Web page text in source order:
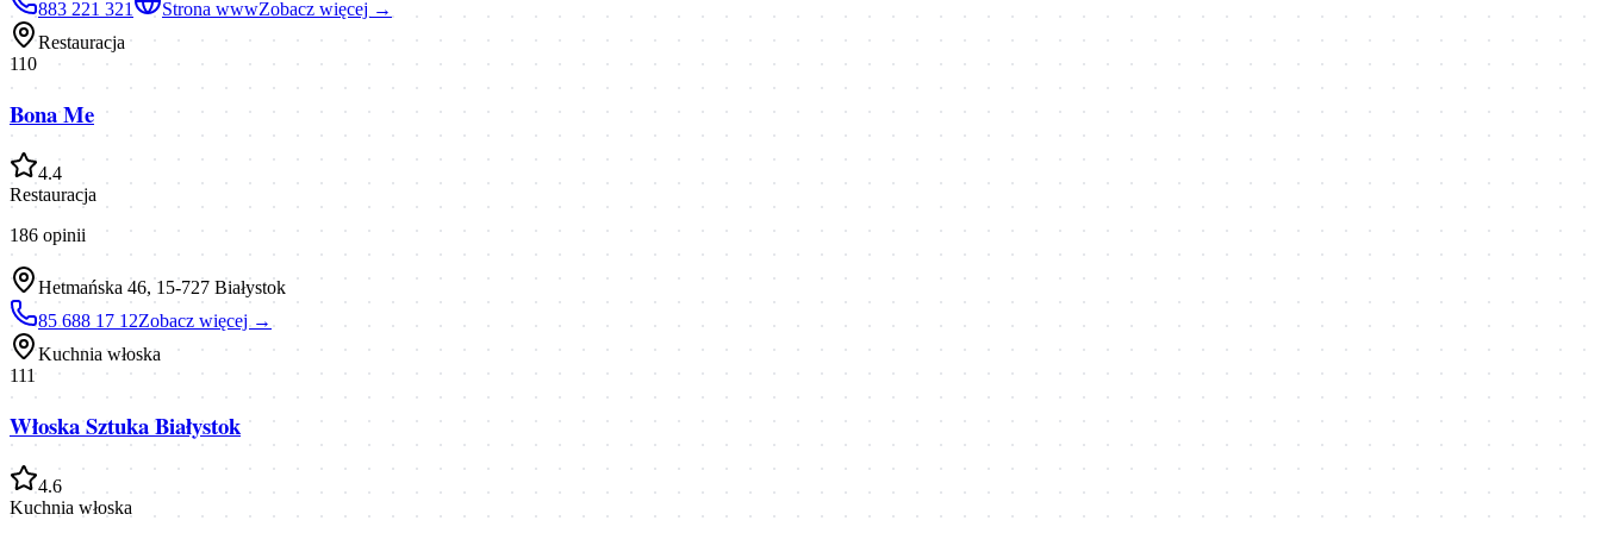
883 221 321 Strona wwwZobacz więcej →
Restauracja
110
Bona Me
4.4
Restauracja
186 opinii
Hetmańska 46, 15-727 Białystok
85 688 17 12Zobacz więcej →
Kuchnia włoska
111
Włoska Sztuka Białystok
4.6
Kuchnia włoska